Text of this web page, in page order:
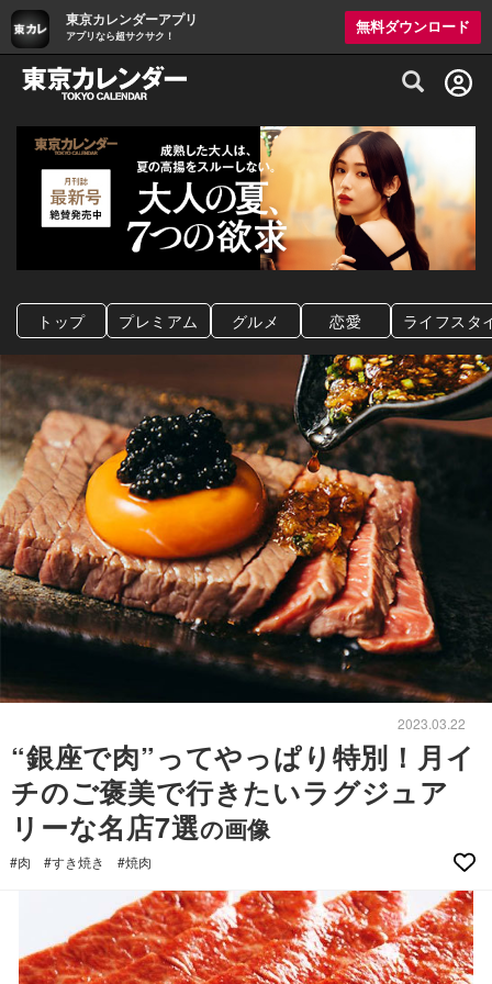
東京カレンダーアプリ
アプリなら超サクサク！
無料ダウンロード
グルメ情報・プレミアムレストラン予約
トップ プレミアム グルメ 恋愛 ライフスタ
2023.03.22
“銀座で肉”ってやっぱり特別！月イ
チのご褒美で行きたいラグジュア
リーな名店7選の画像
#肉 #すき焼き #焼肉